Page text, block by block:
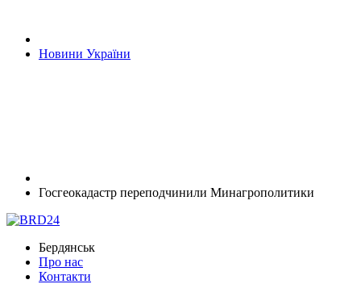
Новини України
Госгеокадастр переподчинили Минагрополитики
Бердянськ
Про нас
Контакти